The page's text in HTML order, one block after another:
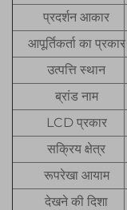
प्रदर्शन आकार
आपूर्तिकर्ता का प्रकार
उत्पत्ति स्थान
ब्रांड नाम
LCD प्रकार
सक्रिय क्षेत्र
रूपरेखा आयाम
देखने की दिशा